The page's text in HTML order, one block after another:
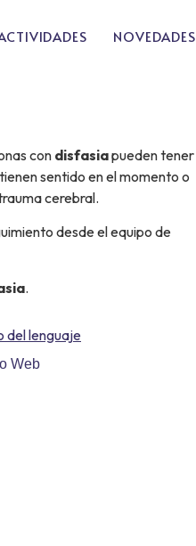
NOVEDADES
con disfasiapueden tener
sentido en el momento o
cerebral.
desde el equipo de
.
del lenguaje
Web